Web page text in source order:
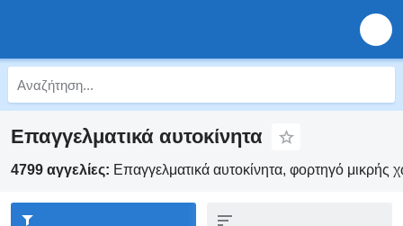
Επαγγελματικά αυτοκίνητα
4799 αγγελίες: Επαγγελματικά αυτοκίνητα, φορτηγό μικρής